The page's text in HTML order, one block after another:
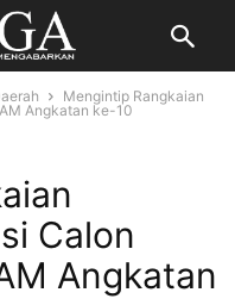
Mengintip Rangkaian
Angkatan ke-10
Calon
Angkatan